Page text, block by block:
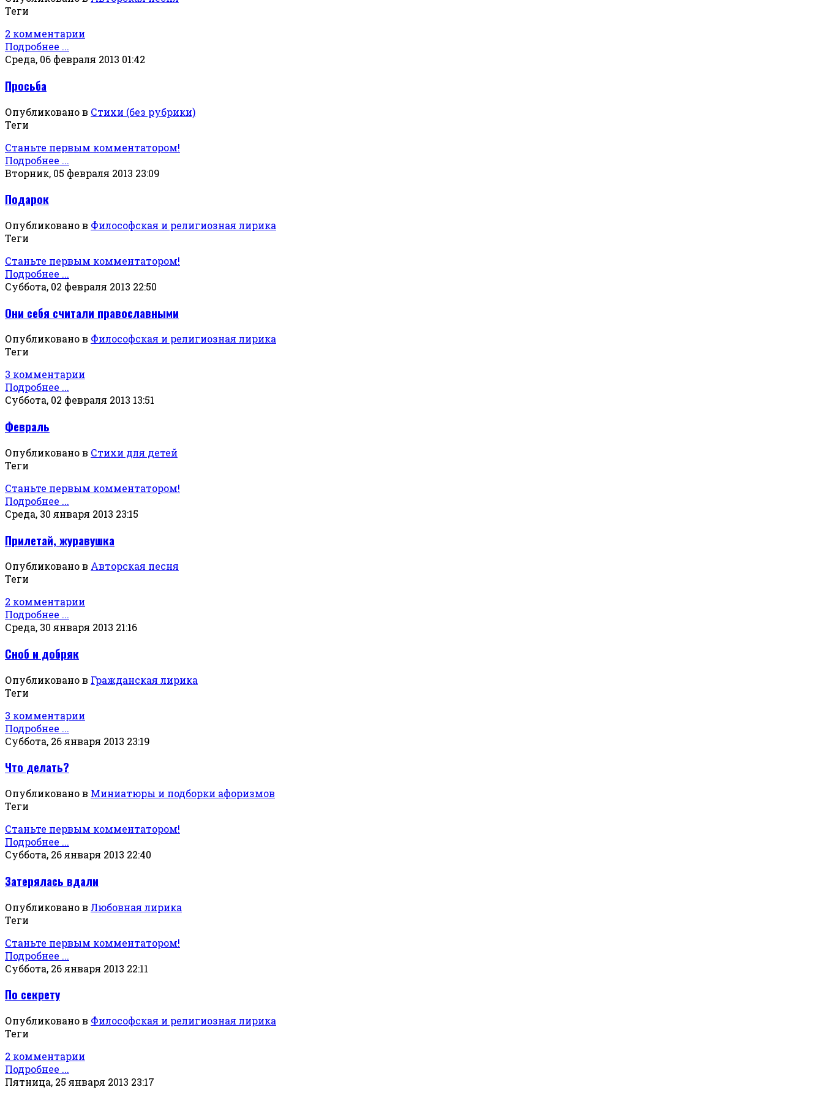
Теги
2 комментарии
Подробнее ...
Среда, 06 февраля 2013 01:42
Просьба
Опубликовано в Стихи (без рубрики)
Теги
Станьте первым комментатором!
Подробнее ...
Вторник, 05 февраля 2013 23:09
Подарок
Опубликовано в Философская и религиозная лирика
Теги
Станьте первым комментатором!
Подробнее ...
Суббота, 02 февраля 2013 22:50
Они себя считали православными
Опубликовано в Философская и религиозная лирика
Теги
3 комментарии
Подробнее ...
Суббота, 02 февраля 2013 13:51
Февраль
Опубликовано в Стихи для детей
Теги
Станьте первым комментатором!
Подробнее ...
Среда, 30 января 2013 23:15
Прилетай, журавушка
Опубликовано в Авторская песня
Теги
2 комментарии
Подробнее ...
Среда, 30 января 2013 21:16
Сноб и добряк
Опубликовано в Гражданская лирика
Теги
3 комментарии
Подробнее ...
Суббота, 26 января 2013 23:19
Что делать?
Опубликовано в Миниатюры и подборки афоризмов
Теги
Станьте первым комментатором!
Подробнее ...
Суббота, 26 января 2013 22:40
Затерялась вдали
Опубликовано в Любовная лирика
Теги
Станьте первым комментатором!
Подробнее ...
Суббота, 26 января 2013 22:11
По секрету
Опубликовано в Философская и религиозная лирика
Теги
2 комментарии
Подробнее ...
Пятница, 25 января 2013 23:17